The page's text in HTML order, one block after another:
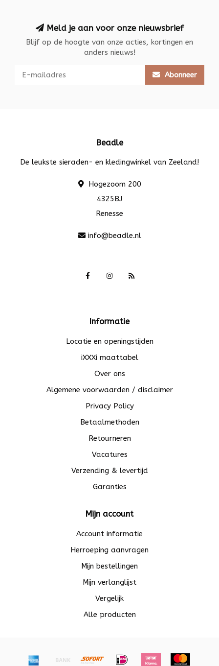
Meld je aan voor onze nieuwsbrief
Blijf op de hoogte van onze acties, kortingen en
anders nieuws!
Abonneer
Beadle
De leukste sieraden- en kledingwinkel van Zeeland!
Hogezoom 200
4325BJ
Renesse
info@beadle.nl
Informatie
Locatie en openingstijden
iXXXi maattabel
Over ons
Algemene voorwaarden / disclaimer
Privacy Policy
Betaalmethoden
Retourneren
Vacatures
Verzending & levertijd
Garanties
Mijn account
Account informatie
Herroeping aanvragen
Mijn bestellingen
Mijn verlanglijst
Vergelijk
Alle producten